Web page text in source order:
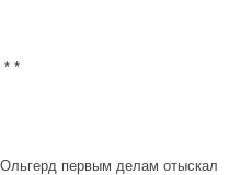
* *
первым делам отыскал